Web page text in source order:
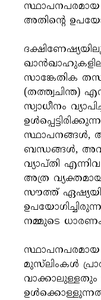
സ്ഥാപനപരമായ
അതിൻ്റെ
ഖാൻഖാഹുകളിലും
സാങ്കേതിക
(തത്ത്വചിന്ത)
സ്വാധീനം
സ്ഥാപനങ്ങൾ,
ബന്ധങ്ങൾ,
വ്യാപ്തി എന്നിവ
അത്ര
സൗത്ത്
നമ്മുടെ
മുസ്‌ലിംകൾ
വാക്കാലുള്ളതും